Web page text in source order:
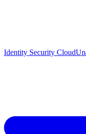
Identity Security Cloud